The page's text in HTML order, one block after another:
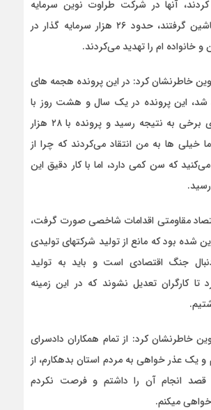
آنها در شرکت طراوت نوین سرمایه
گذاری کردند و ماشین گرفتند، حدود ۲۶ هزار سرمایه گذار در
خانواده ام را تهدید می‌کردند.
خاطرنشان کرد: در این پرونده هجمه های
شد، این پرونده در یک سال و هشت روز با
وجود عدم همکاری برخی به نتیجه رسید و پرونده با ۲۸ هزار
خیلی ها به من انتقاد می‌کردند که چرا از
که سن کمی دارد، اما با کار دقیق این
رسید.
مقاومتی اقدامات شاخصی صورت گرفت،
شده بود که مانع از تولید شرکتهای تولیدی
جنگ اقتصادی است و باید به تولید
تا کارگران تعدیل نشوند که در این زمینه
خاطرنشان کرد: از تمام همکاران دادسرای
و یک عذر خواهی به مردم استان بدهکارم، از
قصد انجام آن را داشتم و فرصت نکردم
میکنم.